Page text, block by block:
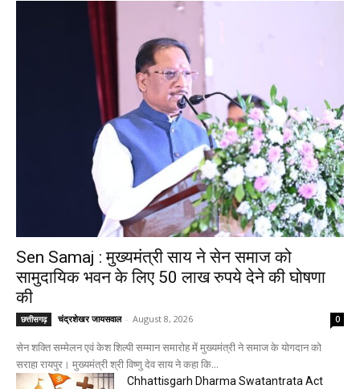
Sen Samaj : मुख्यमंत्री साय ने सेन समाज को
सामुदायिक भवन के लिए 50 लाख रुपये देने की घोषणा
की
छत्तीसगढ़ चंद्रशेखर जायसवाल - August 8, 2026 0
सेन शक्ति सम्मेलन एवं केश शिल्पी सम्मान समारोह में मुख्यमंत्री ने समाज के योगदान को
सराहा रायपुर। मुख्यमंत्री श्री विष्णु देव साय ने कहा कि...
Chhattisgarh Dharma Swatantrata Act